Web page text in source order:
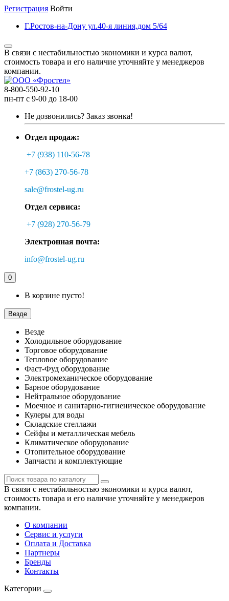
Регистрация Войти
Г.Ростов-на-Дону ул.40-я линия,дом 5/64
В связи с нестабильностью экономики и курса валют,
стоимость товара и его наличие уточняйте у менеджеров
компании.
8-800-550-92-10
пн-пт с 9-00 до 18-00
Не дозвонились? Заказ звонка!
Отдел продаж:
+7 (938) 110-56-78
+7 (863) 270-56-78
sale@frostel-ug.ru
Отдел сервиса:
+7 (928) 270-56-79
Электронная почта:
info@frostel-ug.ru
0
В корзине пусто!
Везде
Везде
Холодильное оборудование
Торговое оборудование
Тепловое оборудование
Фаст-Фуд оборудование
Электромеханическое оборудование
Барное оборудование
Нейтральное оборудование
Моечное и санитарно-гигиеническое оборудование
Кулеры для воды
Складские стеллажи
Сейфы и металлическая мебель
Климатическое оборудование
Отопительное оборудование
Запчасти и комплектующие
В связи с нестабильностью экономики и курса валют,
стоимость товара и его наличие уточняйте у менеджеров
компании.
О компании
Сервис и услуги
Оплата и Доставка
Партнеры
Бренды
Контакты
Категории